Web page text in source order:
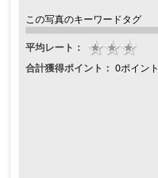
この写真のキーワードタグ
平均レート：
合計獲得ポイント： 0ポイント